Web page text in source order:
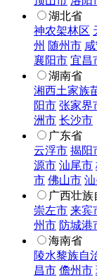
湖北省
神农架林区
州 随州市
襄阳市 宜昌
湖南省
湘西土家族
阳市 张家界
洲市 长沙市
广东省
云浮市 揭阳
源市 汕尾市
市 佛山市
广西壮族
崇左市 来宾
州市 防城港
海南省
陵水黎族自
昌市 儋州市